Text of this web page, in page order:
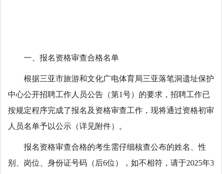
一、报名资格审查合格名单
根据三亚市旅游和文化广电体育局三亚落笔洞遗址保护
中心公开招聘工作人员公告（第1号）的要求，招聘工作已
按规定程序完成了报名及资格审查工作，现将通过资格初审
人员名单予以公示（详见附件）。
报名资格审查合格的考生需仔细核查公布的姓名、性
别、岗位、身份证号码（后6位），如不相符，请于2025年3